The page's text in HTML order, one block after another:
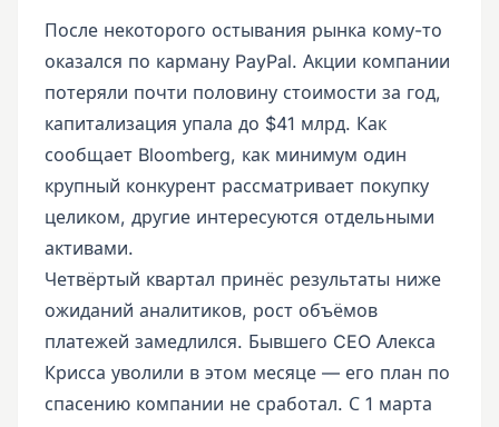
После некоторого остывания рынка кому-то
оказался по карману PayPal. Акции компании
потеряли почти половину стоимости за год,
капитализация упала до $41 млрд. Как
сообщает Bloomberg, как минимум один
крупный конкурент рассматривает покупку
целиком, другие интересуются отдельными
активами.
Четвёртый квартал принёс результаты ниже
ожиданий аналитиков, рост объёмов
платежей замедлился. Бывшего CEO Алекса
Крисса уволили в этом месяце — его план по
спасению компании не сработал. С 1 марта